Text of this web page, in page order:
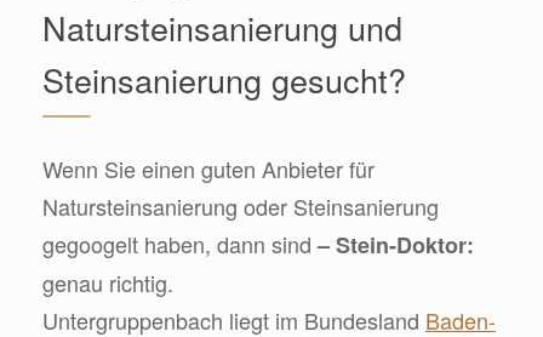
Natursteinsanierung und
Steinsanierung gesucht?
Wenn Sie einen guten Anbieter für
Natursteinsanierung oder Steinsanierung
gegoogelt haben, dann sind– Stein-Doktor:
genau richtig.
Untergruppenbach liegt im Bundesland Baden-